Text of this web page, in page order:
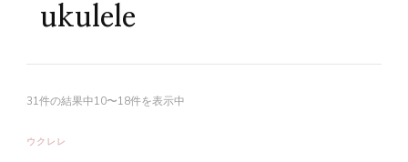
ukulele
31件の結果中10〜18件を表示中
ウクレレ